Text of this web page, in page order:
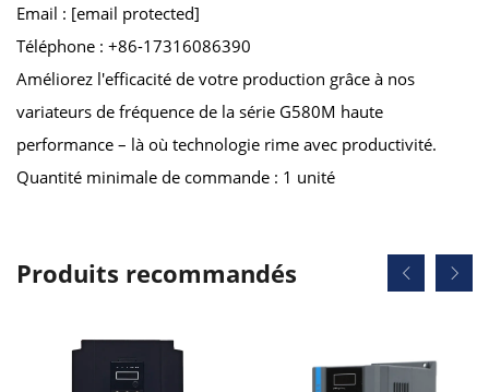
Email : [email protected]
Téléphone : +86-17316086390
Améliorez l'efficacité de votre production grâce à nos
variateurs de fréquence de la série G580M haute
performance – là où technologie rime avec productivité.
Quantité minimale de commande : 1 unité
Produits recommandés